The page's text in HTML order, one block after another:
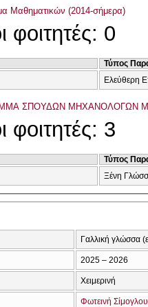
Μαθηματικών (2014-σήμερα)
φοιτητές: 0
Τύπος
Ελεύθερη
ΣΠΟΥΔΩΝ ΜΗΧΑΝΟΛΟΓΩΝ
φοιτητές: 3
Τύπος
Ξένη
Γαλλική γλώσσα
2025 – 2026
Χειμερινή
Φωτεινή Σίμογλου